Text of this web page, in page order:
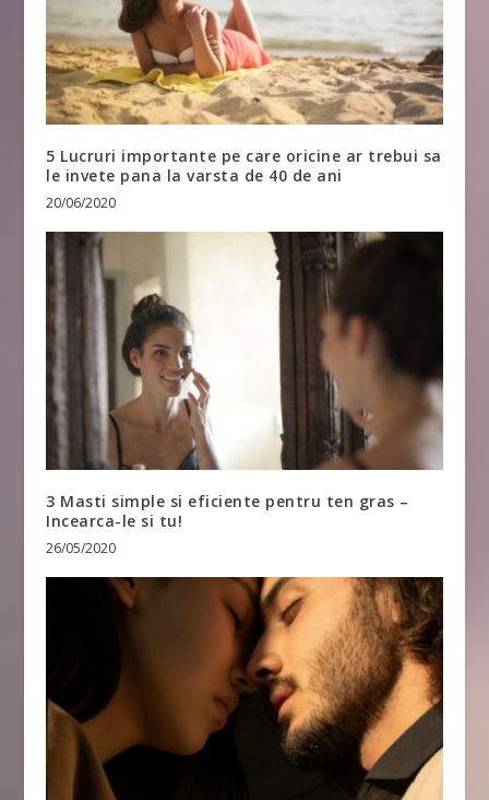
5 Lucruri importante pe care oricine ar trebui sa
le invete pana la varsta de 40 de ani
20/06/2020
3 Masti simple si eficiente pentru ten gras –
Incearca-le si tu!
26/05/2020